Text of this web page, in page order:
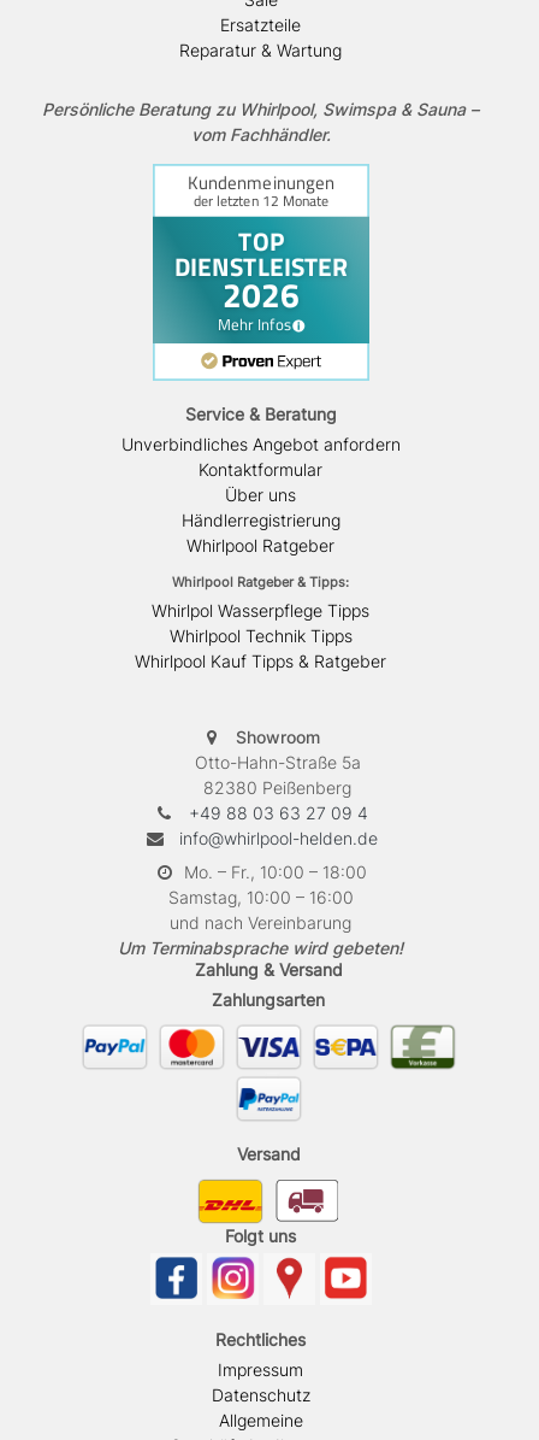
Ersatzteile
Reparatur & Wartung
Persönliche Beratung zu Whirlpool, Swimspa & Sauna –
vom Fachhändler.
Service & Beratung
Unverbindliches Angebot anfordern
Kontaktformular
Über uns
Händlerregistrierung
Whirlpool Ratgeber
Whirlpool Ratgeber & Tipps:
Whirlpol Wasserpflege Tipps
Whirlpool Technik Tipps
Whirlpool Kauf Tipps & Ratgeber
Showroom
Otto-Hahn-Straße 5a
82380 Peißenberg
+49 88 03 63 27 09 4
info@whirlpool-helden.de
Mo. – Fr., 10:00 – 18:00
Samstag, 10:00 – 16:00
und nach Vereinbarung
Um Terminabsprache wird gebeten!
Zahlung & Versand
Zahlungsarten
Versand
Folgt uns
Rechtliches
Impressum
Datenschutz
Allgemeine